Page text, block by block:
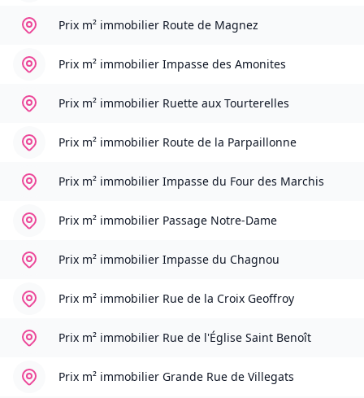
Prix m² immobilier Route de Magnez
Prix m² immobilier Impasse des Amonites
Prix m² immobilier Ruette aux Tourterelles
Prix m² immobilier Route de la Parpaillonne
Prix m² immobilier Impasse du Four des Marchis
Prix m² immobilier Passage Notre-Dame
Prix m² immobilier Impasse du Chagnou
Prix m² immobilier Rue de la Croix Geoffroy
Prix m² immobilier Rue de l'Église Saint Benoît
Prix m² immobilier Grande Rue de Villegats